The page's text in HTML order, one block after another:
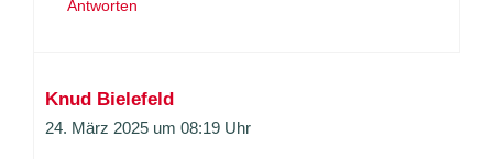
Antworten
Knud Bielefeld
24. März 2025 um 08:19 Uhr